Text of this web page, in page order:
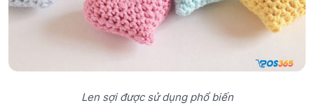
Len sợi được sử dụng phổ biến